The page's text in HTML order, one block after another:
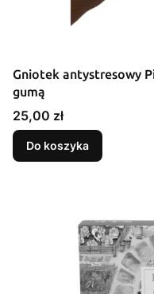
Gniotek antystresowy
gumą
Cena
25,00 zł
Do koszyka